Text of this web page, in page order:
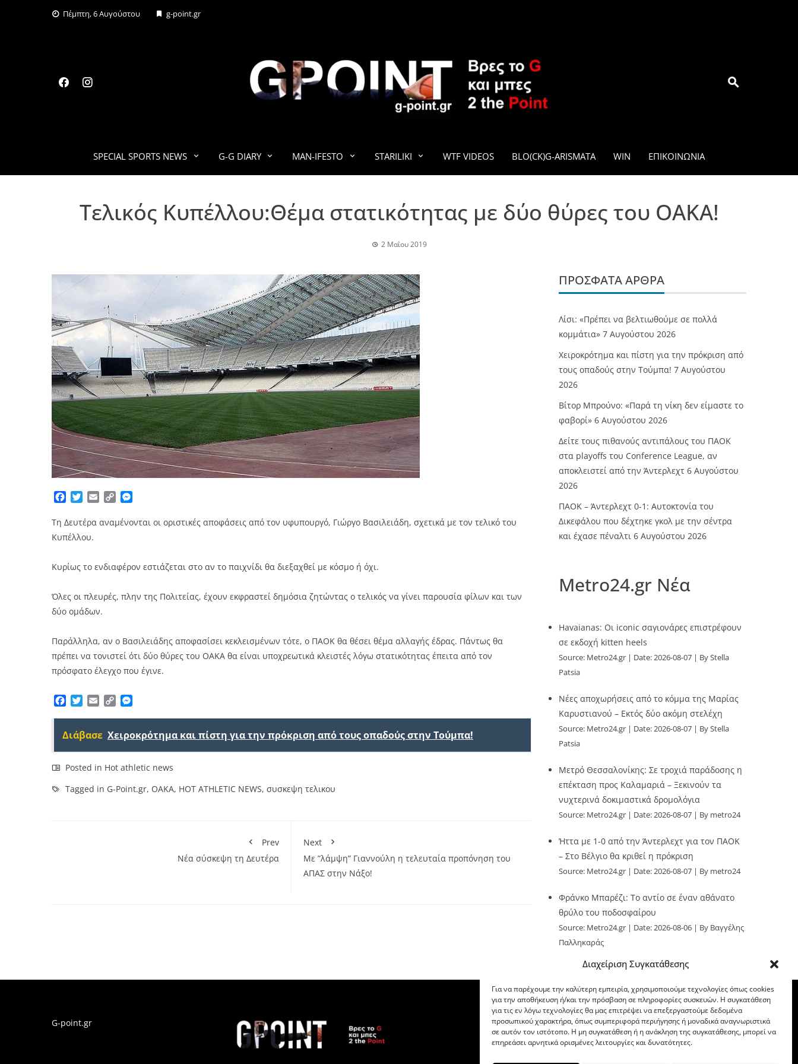
Διαχείριση Συγκατάθεσης
Για να παρέχουμε την καλύτερη εμπειρία, χρησιμοποιούμε τεχνολογίες όπως cookies
για την αποθήκευση ή/και την πρόσβαση σε πληροφορίες συσκευών. Η συγκατάθεση
για τις εν λόγω τεχνολογίες θα μας επιτρέψει να επεξεργαστούμε δεδομένα
προσωπικού χαρακτήρα, όπως συμπεριφορά περιήγησης ή μοναδικά αναγνωριστικά
σε αυτόν τον ιστότοπο. Η μη συγκατάθεση ή η ανάκληση της συγκατάθεσης, μπορεί να
επηρεάσει αρνητικά ορισμένες λειτουργίες και δυνατότητες.
Πέμπτη, 6 Αυγούστου g-point.gr
G-POINT.GR
SPECIAL SPORTS NEWS G-G DIARY MAN-IFESTO STARILIKI WTF VIDEOS BLO(CK)G-ARISMATA WIN ΕΠΙΚΟΙΝΩΝΊΑ
Τελικός Κυπέλλου:Θέμα στατικότητας με δύο θύρες του ΟΑΚΑ!
2 Μαΐου 2019
Facebook
TwitterEmailCopy
Τη Δευτέρα αναμένονται οι οριστικές αποφάσεις από τον υφυπουργό, Γιώργο Βασιλειάδη, σχετικά με τον τελικό του
Κυπέλλου.
Κυρίως το ενδιαφέρον εστιάζεται στο αν το παιχνίδι θα διεξαχθεί με κόσμο ή όχι.
Όλες οι πλευρές, πλην της Πολιτείας, έχουν εκφραστεί δημόσια ζητώντας ο τελικός να γίνει παρουσία φίλων και των
δύο ομάδων.
Παράλληλα, αν ο Βασιλειάδης αποφασίσει κεκλεισμένων τότε, ο ΠΑΟΚ θα θέσει θέμα αλλαγής έδρας. Πάντως θα
πρέπει να τονιστεί ότι δύο θύρες του ΟΑΚΑ θα είναι υποχρεωτικά κλειστές λόγω στατικότητας έπειτα από τον
πρόσφατο έλεγχο που έγινε.
Facebook
TwitterEmailCopy
Διάβασε Χειροκρότημα και πίστη για την πρόκριση από τους οπαδούς στην Τούμπα!
Posted in Hot athletic news
Tagged in G-Point.gr, ΟΑΚΑ, HOT ATHLETIC NEWS, συσκεψη τελικου
Prev
Νέα σύσκεψη τη Δευτέρα
Next
Με ”λάμψη” Γιαννούλη η τελευταία προπόνηση του
ΑΠΑΣ στην Νάξο!
ΠΡΌΣΦΑΤΑ ΆΡΘΡΑ
Λίσι: «Πρέπει να βελτιωθούμε σε πολλά
κομμάτια» 7 Αυγούστου 2026
Χειροκρότημα και πίστη για την πρόκριση από
τους οπαδούς στην Τούμπα! 7 Αυγούστου
2026
Βίτορ Μπρούνο: «Παρά τη νίκη δεν είμαστε το
φαβορί» 6 Αυγούστου 2026
Δείτε τους πιθανούς αντιπάλους του ΠΑΟΚ
στα playoffs του Conference League, αν
αποκλειστεί από την Άντερλεχτ 6 Αυγούστου
2026
ΠΑΟΚ – Άντερλεχτ 0-1: Αυτοκτονία του
Δικεφάλου που δέχτηκε γκολ με την σέντρα
και έχασε πέναλτι 6 Αυγούστου 2026
Metro24.gr Νέα
Havaianas: Οι iconic σαγιονάρες επιστρέφουν
σε εκδοχή kitten heels
Source: Metro24.gr Date: 2026-08-07
By Stella
Patsia
Νέες αποχωρήσεις από το κόμμα της Μαρίας
Καρυστιανού – Εκτός δύο ακόμη στελέχη
Source: Metro24.gr Date: 2026-08-07
By Stella
Patsia
Μετρό Θεσσαλονίκης: Σε τροχιά παράδοσης η
επέκταση προς Καλαμαριά – Ξεκινούν τα
νυχτερινά δοκιμαστικά δρομολόγια
Source: Metro24.gr Date: 2026-08-07 By metro24
Ήττα με 1-0 από την Άντερλεχτ για τον ΠΑΟΚ
– Στο Βέλγιο θα κριθεί η πρόκριση
Source: Metro24.gr Date: 2026-08-07 By metro24
Φράνκο Μπαρέζι: Το αντίο σε έναν αθάνατο
θρύλο του ποδοσφαίρου
Source: Metro24.gr Date: 2026-08-06
By Βαγγέλης
Παλληκαράς
G-point.gr